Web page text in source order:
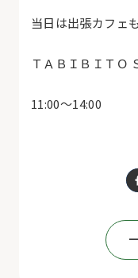
当日は出張カフェ
ＴＡＢＩＢＩＴＯ
11:00～14:00